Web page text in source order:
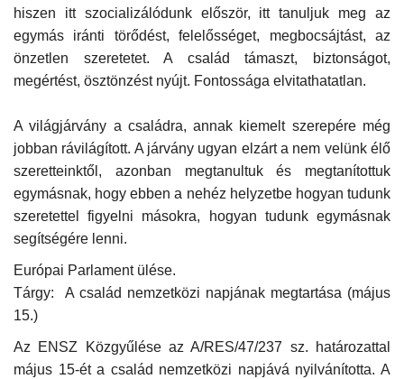
Galéria
Újság Archívum
Emlékezzünk †
Nyelv
Magyar Deutsch English
hiszen itt szocializálódunk először, itt tanuljuk meg az
egymás iránti törődést, felelősséget, megbocsájtást, az
önzetlen szeretetet. A család támaszt, biztonságot,
megértést, ösztönzést nyújt. Fontossága elvitathatatlan.
A világjárvány a családra, annak kiemelt szerepére még
jobban rávilágított. A járvány ugyan elzárt a nem velünk élő
szeretteinktől, azonban megtanultuk és megtanítottuk
egymásnak, hogy ebben a nehéz helyzetbe hogyan tudunk
szeretettel figyelni másokra, hogyan tudunk egymásnak
segítségére lenni.
Európai Parlament ülése.
Tárgy: A család nemzetközi napjának megtartása (május
15.)
Az ENSZ Közgyűlése az A/RES/47/237 sz. határozattal
május 15-ét a család nemzetközi napjává nyilvánította. A